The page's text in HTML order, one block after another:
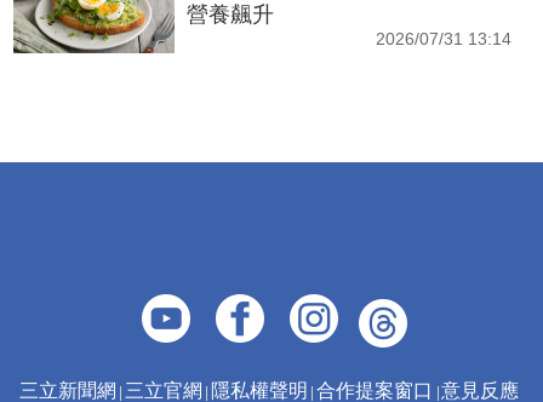
營養飆升
2026/07/31 13:14
三立新聞網 三立官網 隱私權聲明 合作提案窗口 意見反應